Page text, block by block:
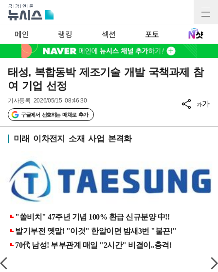
메인 랭킹 섹션 포토
태성, 복합동박 제조기술 개발 국책과제 참
여 기업 선정
기사등록 2026/05/15 08:46:30
구글에서 선호하는 매체로 추가
가가
미래 이차전지 소재 사업 본격화